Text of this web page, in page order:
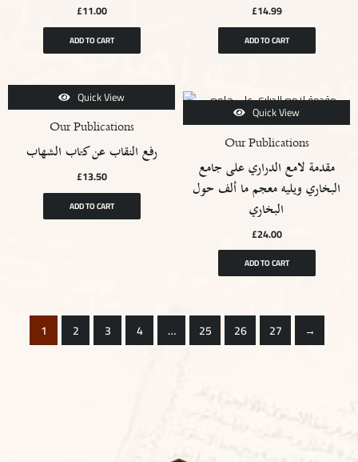
£11.00
ADD TO CART
£14.99
ADD TO CART
Quick View
Our Publications
رفع النقاب عن كتاب الشهاب
£13.50
ADD TO CART
Quick View
Our Publications
مقدمة لامع الدراري على جامع
البخاري ويليه معجم ما ألف حول
البخاري
£24.00
ADD TO CART
1 2 3 4 … 25 26 27 →